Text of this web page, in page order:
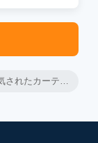
換気されたカーテン壁熱隔熱